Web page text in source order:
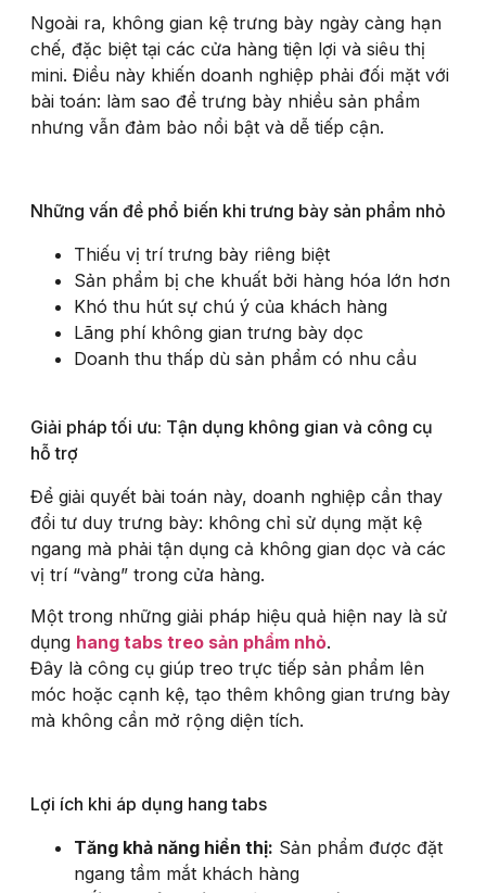
Ngoài ra, không gian kệ trưng bày ngày càng hạn
chế, đặc biệt tại các cửa hàng tiện lợi và siêu thị
mini. Điều này khiến doanh nghiệp phải đối mặt với
bài toán: làm sao để trưng bày nhiều sản phẩm
nhưng vẫn đảm bảo nổi bật và dễ tiếp cận.
Những vấn đề phổ biến khi trưng bày sản phẩm nhỏ
Thiếu vị trí trưng bày riêng biệt
Sản phẩm bị che khuất bởi hàng hóa lớn hơn
Khó thu hút sự chú ý của khách hàng
Lãng phí không gian trưng bày dọc
Doanh thu thấp dù sản phẩm có nhu cầu
Giải pháp tối ưu: Tận dụng không gian và công cụ
hỗ trợ
Để giải quyết bài toán này, doanh nghiệp cần thay
đổi tư duy trưng bày: không chỉ sử dụng mặt kệ
ngang mà phải tận dụng cả không gian dọc và các
vị trí “vàng” trong cửa hàng.
Một trong những giải pháp hiệu quả hiện nay là sử
dụng hang tabs treo sản phẩm nhỏ.
Đây là công cụ giúp treo trực tiếp sản phẩm lên
móc hoặc cạnh kệ, tạo thêm không gian trưng bày
mà không cần mở rộng diện tích.
Lợi ích khi áp dụng hang tabs
Tăng khả năng hiển thị: Sản phẩm được đặt
ngang tầm mắt khách hàng